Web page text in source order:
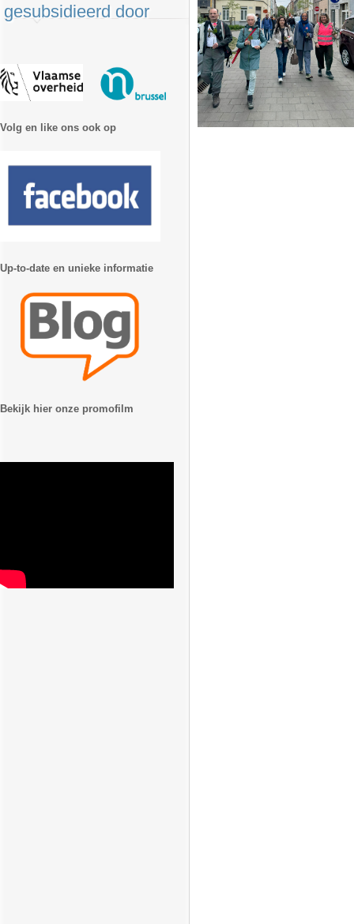
gesubsidieerd door
Volg en like ons ook op
Up-to-date en unieke informatie
Bekijk hier onze promofilm